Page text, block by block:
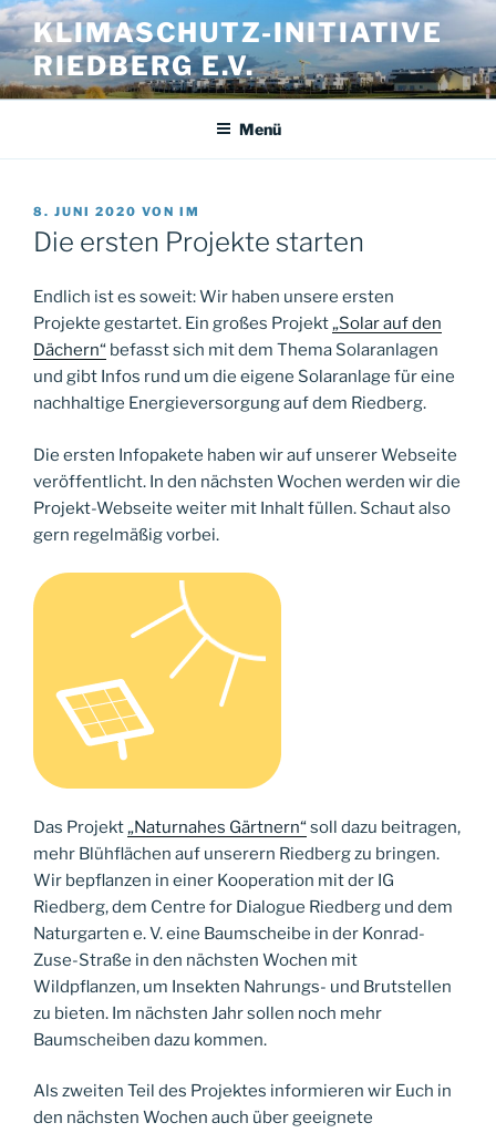
Zum
Inhalt
springen
KLIMASCHUTZ-INITIATIVE
RIEDBERG E.V.
Menü
VERÖFFENTLICHT
AM
8. JUNI 2020 VON IM
Die ersten Projekte starten
Endlich ist es soweit: Wir haben unsere ersten
Projekte gestartet. Ein großes Projekt„Solar auf den
Dächern“ befasst sich mit dem Thema Solaranlagen
und gibt Infos rund um die eigene Solaranlage für eine
nachhaltige Energieversorgung auf dem Riedberg.
Die ersten Infopakete haben wir auf unserer Webseite
veröffentlicht. In den nächsten Wochen werden wir die
Projekt-Webseite weiter mit Inhalt füllen. Schaut also
gern regelmäßig vorbei.
Das Projekt„Naturnahes Gärtnern“ soll dazu beitragen,
mehr Blühflächen auf unserern Riedberg zu bringen.
Wir bepflanzen in einer Kooperation mit der IG
Riedberg, dem Centre for Dialogue Riedberg und dem
Naturgarten e. V. eine Baumscheibe in der Konrad-
Zuse-Straße in den nächsten Wochen mit
Wildpflanzen, um Insekten Nahrungs- und Brutstellen
zu bieten. Im nächsten Jahr sollen noch mehr
Baumscheiben dazu kommen.
Als zweiten Teil des Projektes informieren wir Euch in
den nächsten Wochen auch über geeignete